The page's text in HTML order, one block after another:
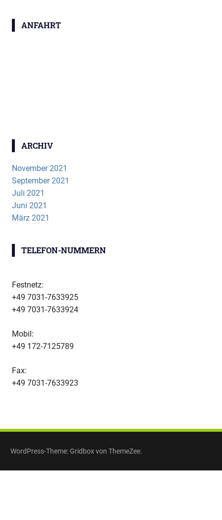
ANFAHRT
ARCHIV
November 2021
September 2021
Juli 2021
Juni 2021
März 2021
TELEFON-NUMMERN
Festnetz:
+49 7031-7633925
+49 7031-7633924
Mobil:
+49 172-7125789
Fax:
+49 7031-7633923
WordPress-Theme: Gridbox von ThemeZee.